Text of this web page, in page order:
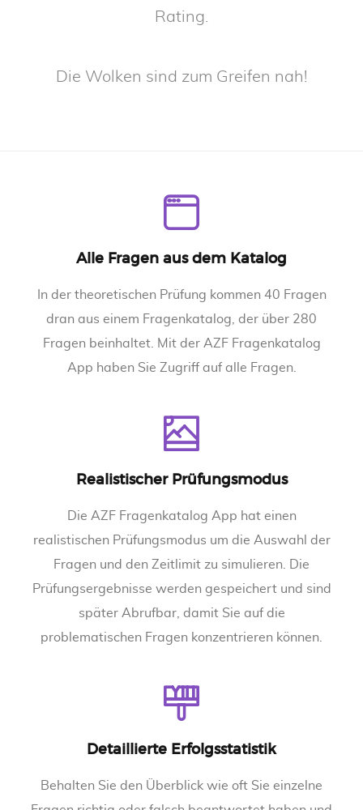
Rating.
Die Wolken sind zum Greifen nah!
Alle Fragen aus dem Katalog
In der theoretischen Prüfung kommen 40 Fragen
dran aus einem Fragenkatalog, der über 280
Fragen beinhaltet. Mit der AZF Fragenkatalog
App haben Sie Zugriff auf alle Fragen.
Realistischer Prüfungsmodus
Die AZF Fragenkatalog App hat einen
realistischen Prüfungsmodus um die Auswahl der
Fragen und den Zeitlimit zu simulieren. Die
Prüfungsergebnisse werden gespeichert und sind
später Abrufbar, damit Sie auf die
problematischen Fragen konzentrieren können.
Detaillierte Erfolgsstatistik
Behalten Sie den Überblick wie oft Sie einzelne